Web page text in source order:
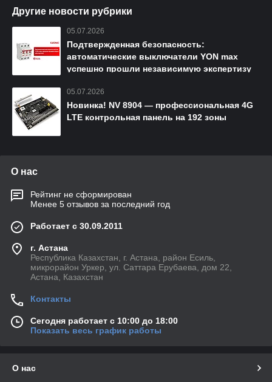
Другие новости рубрики
05.07.2026
Подтвержденная безопасность:
автоматические выключатели YON max
успешно прошли независимую экспертизу
05.07.2026
Новинка! NV 8904 — профессиональная 4G
LTE контрольная панель на 192 зоны
О нас
Рейтинг не сформирован
Менее 5 отзывов за последний год
Работает с 30.09.2011
г. Астана
Республика Казахстан, г. Астана, район Есиль,
микрорайон Уркер, ул. Саттара Ерубаева, дом 22,
Астана, Казахстан
Контакты
Сегодня работает с 10:00 до 18:00
Показать весь график работы
О нас